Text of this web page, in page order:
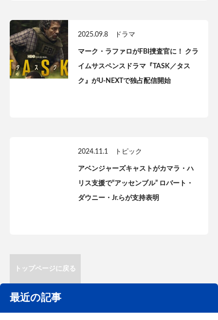
2025.09.8 ドラマ
マーク・ラファロがFBI捜査官に！ クラ
イムサスペンスドラマ『TASK／タス
ク』がU-NEXTで独占配信開始
2024.11.1 トピック
アベンジャーズキャストがカマラ・ハ
リス支援で“アッセンブル” ロバート・
ダウニー・Jr.らが支持表明
トップページに戻る
最近の記事